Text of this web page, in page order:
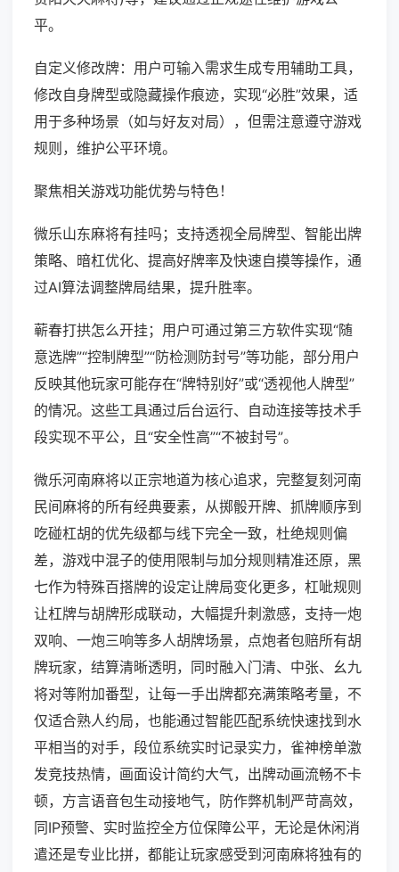
平。
自定义修改牌：用户可输入需求生成专用辅助工具，
修改自身牌型或隐藏操作痕迹，实现“必胜”效果，适
用于多种场景（如与好友对局），但需注意遵守游戏
规则，维护公平环境。
聚焦相关游戏功能优势与特色！
微乐山东麻将有挂吗；支持透视全局牌型、智能出牌
策略、暗杠优化、提高好牌率及快速自摸等操作，通
过AI算法调整牌局结果，提升胜率。
蕲春打拱怎么开挂；用户可通过第三方软件实现“随
意选牌”“控制牌型”“防检测防封号”等功能，部分用户
反映其他玩家可能存在“牌特别好”或“透视他人牌型”
的情况。这些工具通过后台运行、自动连接等技术手
段实现不平公，且“安全性高”“不被封号”。
微乐河南麻将以正宗地道为核心追求，完整复刻河南
民间麻将的所有经典要素，从掷骰开牌、抓牌顺序到
吃碰杠胡的优先级都与线下完全一致，杜绝规则偏
差，游戏中混子的使用限制与加分规则精准还原，黑
七作为特殊百搭牌的设定让牌局变化更多，杠呲规则
让杠牌与胡牌形成联动，大幅提升刺激感，支持一炮
双响、一炮三响等多人胡牌场景，点炮者包赔所有胡
牌玩家，结算清晰透明，同时融入门清、中张、幺九
将对等附加番型，让每一手出牌都充满策略考量，不
仅适合熟人约局，也能通过智能匹配系统快速找到水
平相当的对手，段位系统实时记录实力，雀神榜单激
发竞技热情，画面设计简约大气，出牌动画流畅不卡
顿，方言语音包生动接地气，防作弊机制严苛高效，
同IP预警、实时监控全方位保障公平，无论是休闲消
遣还是专业比拼，都能让玩家感受到河南麻将独有的